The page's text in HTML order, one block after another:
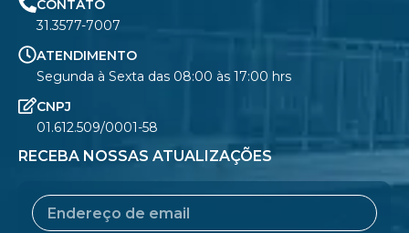
CONTATO
31.3577-7007
ATENDIMENTO
Segunda à Sexta das 08:00 às 17:00 hrs
CNPJ
01.612.509/0001-58
RECEBA NOSSAS ATUALIZAÇÕES
Email